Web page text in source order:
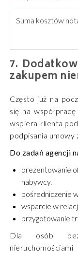
Suma kosztów
zakupem
Często już na
się na
wspiera klienta
podpisania umowy
Do zadań agencji
prezentowanie
nabywcy.
pośredniczenie
wsparcie w
przygotowanie
Dla osób